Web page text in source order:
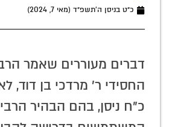
כ״ט בניסן ה׳תשפ״ד (מאי 7, 2024)
דברים מעוררים שאמר
החסידי ר' מרדכי בן דוד,
כ"ח ניסן, בהם הבהיר